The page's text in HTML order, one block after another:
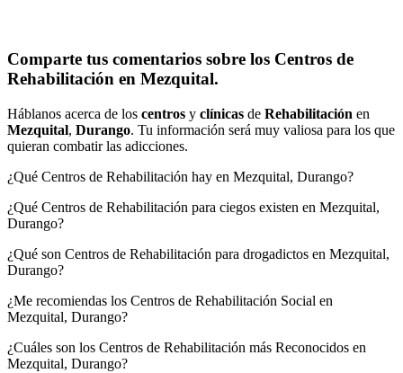
Comparte tus comentarios sobre los Centros de
Rehabilitación en Mezquital.
Háblanos acerca de los centros y clínicas de Rehabilitación en
Mezquital, Durango. Tu información será muy valiosa para los que
quieran combatir las adicciones.
¿Qué Centros de Rehabilitación hay en Mezquital, Durango?
¿Qué Centros de Rehabilitación para ciegos existen en Mezquital,
Durango?
¿Qué son Centros de Rehabilitación para drogadictos en Mezquital,
Durango?
¿Me recomiendas los Centros de Rehabilitación Social en
Mezquital, Durango?
¿Cuáles son los Centros de Rehabilitación más Reconocidos en
Mezquital, Durango?